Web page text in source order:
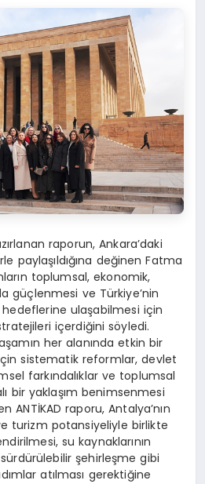
raporun, Ankara’daki
paylaşıldığına değinen Fatma
toplumsal, ekonomik,
güçlenmesi ve Türkiye’nin
hedeflerine ulaşabilmesi için
içerdiğini söyledi.
her alanında etkin bir
sistematik reformlar, devlet
farkındalıklar ve toplumsal
bir yaklaşım benimsenmesi
ANTİKAD raporu, Antalya’nın
turizm potansiyeliyle birlikte
su kaynaklarının
şehirleşme gibi
atılması gerektiğine